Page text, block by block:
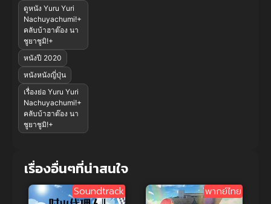
ดูหนัง Yuru Yuri
Nachuyachumi!+
คลับบ้าฮาต๊อง นา
ชูยาชูมิ!+
หนังปี 2020
หนังหนังญี่ปุ่น
เรื่องย่อ Yuru Yuri
Nachuyachumi!+
คลับบ้าฮาต๊อง นา
ชูยาชูมิ!+
เรื่องอื่นๆที่น่าสนใจ
Soundtrack พากย์ไทย